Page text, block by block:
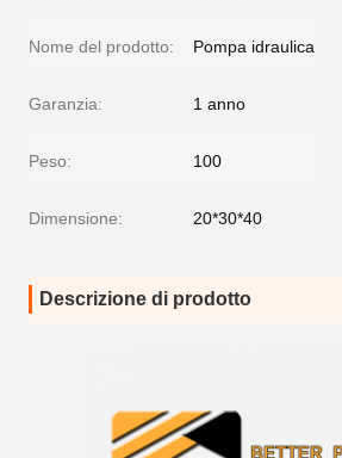
Nome del prodotto: Pompa idraulica
Garanzia: 1 anno
Peso: 100
Dimensione: 20*30*40
Descrizione di prodotto